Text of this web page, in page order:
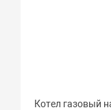
Котел газовый